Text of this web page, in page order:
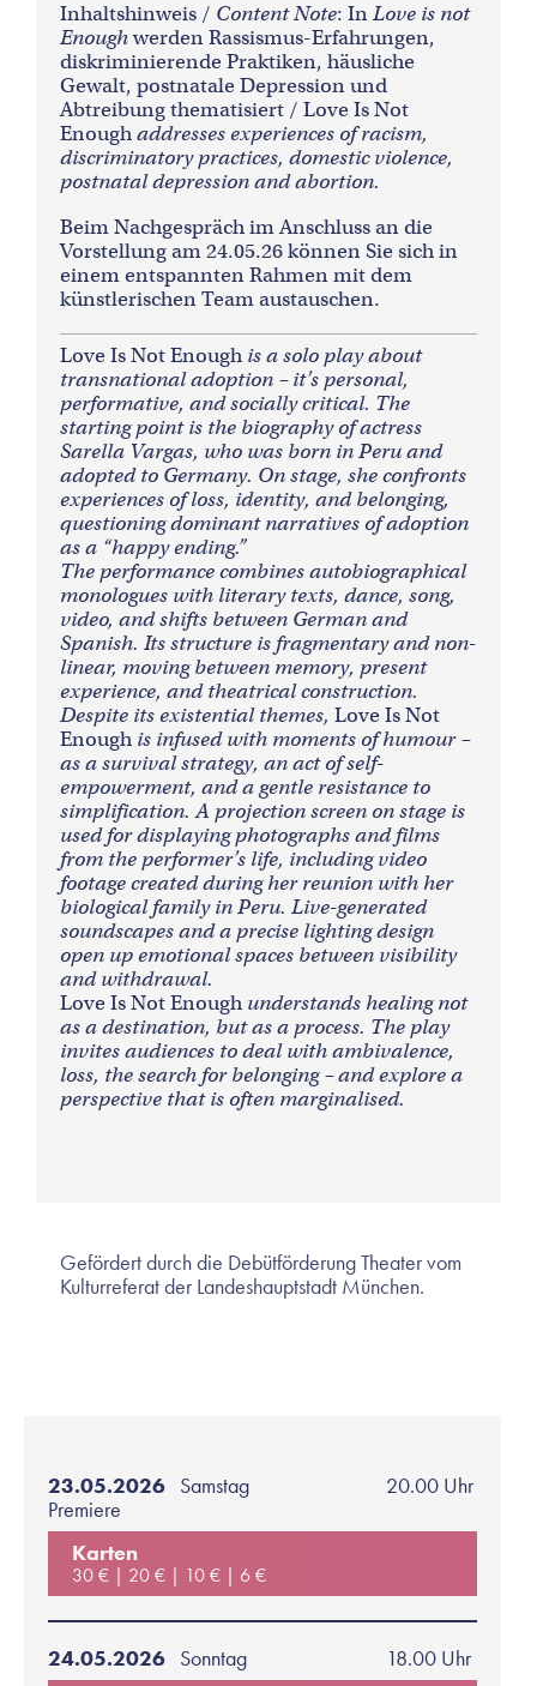
Inhaltshinweis / Content Note: InLove is not
Enoughwerden Rassismus-Erfahrungen,
diskriminierende Praktiken, häusliche
Gewalt, postnatale Depression und
Abtreibung thematisiert / Love Is Not
Enoughaddresses experiences of racism,
discriminatory practices, domestic violence,
postnatal depression and abortion.
Beim Nachgespräch im Anschluss an die
Vorstellung am 24.05.26 können Sie sich in
einem entspannten Rahmen mit dem
künstlerischen Team austauschen.
Love Is Not Enough is a solo play about
transnational adoption – it’s personal,
performative, and socially critical. The
starting point is the biography of actress
Sarella Vargas, who was born in Peru and
adopted to Germany. On stage, she confronts
experiences of loss, identity, and belonging,
questioning dominant narratives of adoption
as a “happy ending.”
The performance combines autobiographical
monologues with literary texts, dance, song,
video, and shifts between German and
Spanish. Its structure is fragmentary and non-
linear, moving between memory, present
experience, and theatrical construction.
Despite its existential themes, Love Is Not
Enough is infused with moments of humour –
as a survival strategy, an act of self-
empowerment, and a gentle resistance to
simplification.A projection screen on stage is
used for displaying photographs and films
from the performer’s life, including video
footage created during her reunion with her
biological family in Peru. Live-generated
soundscapes and a precise lighting design
open up emotional spaces between visibility
and withdrawal.
Love Is Not Enough understands healing not
as a destination, but as a process. The play
invites audiences to deal with ambivalence,
loss, the search for belonging – and explore a
perspective that is often marginalised.
Gefördert durch die Debütförderung Theater vom
Kulturreferat der Landeshauptstadt München.
23.05.2026 Samstag
20.00 Uhr
Premiere
Karten
30 € 20 € 10 € 6 €
24.05.2026 Sonntag
18.00 Uhr